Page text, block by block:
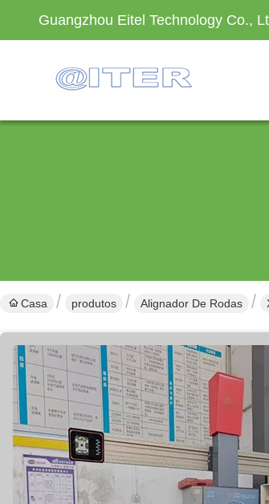
Guangzhou Eitel Technology Co.,
Casa produtos Alignador De Rodas